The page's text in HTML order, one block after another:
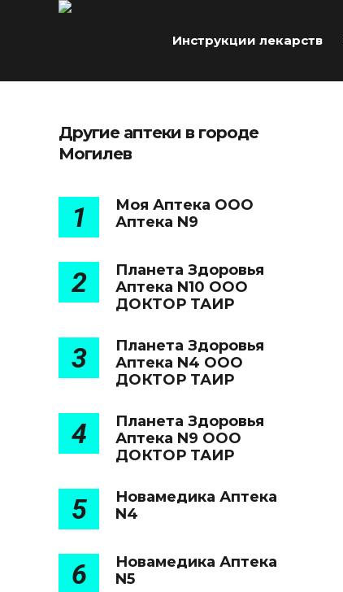
Инструкции лекарств
Другие аптеки в городе
Могилев
1
Моя Аптека ООО
Аптека N9
2
Планета Здоровья
Аптека N10 ООО
ДОКТОР ТАИР
3
Планета Здоровья
Аптека N4 ООО
ДОКТОР ТАИР
4
Планета Здоровья
Аптека N9 ООО
ДОКТОР ТАИР
5
Новамедика Аптека
N4
6
Новамедика Аптека
N5